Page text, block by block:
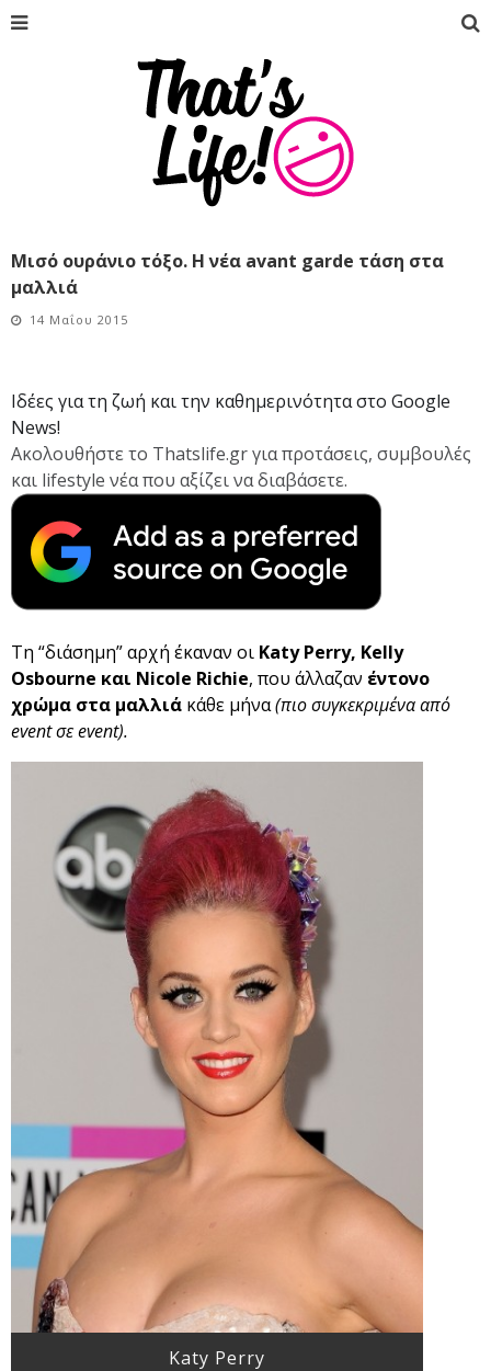
Μισό ουράνιο τόξο. Η νέα avant garde τάση στα
μαλλιά
14 Μαΐου 2015
Ιδέες για τη ζωή και την καθημερινότητα στο Google
News!
Ακολουθήστε το Thatslife.gr για προτάσεις, συμβουλές
και lifestyle νέα που αξίζει να διαβάσετε.
Τη “διάσημη” αρχή έκαναν οι Katy Perry, Kelly
Osbourne και Nicole Richie, που άλλαζαν έντονο
χρώμα στα μαλλιά κάθε μήνα(πιο συγκεκριμένα από
event σε event).
Katy Perry